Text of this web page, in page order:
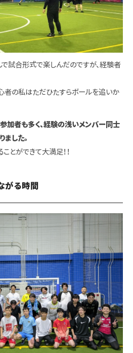
試合形式で楽しんだのですが、経験者
者の私はただひたすらボールを追いか
加者も多く、経験の浅いメンバー同士
した。
とができて大満足！！
がる時間